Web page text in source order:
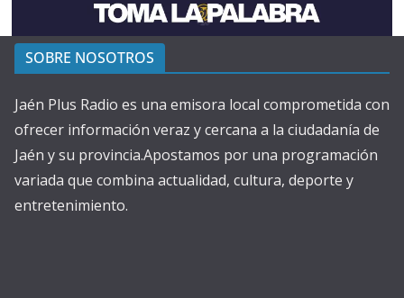
SOBRE NOSOTROS
Jaén Plus Radio es una emisora local comprometida con
ofrecer información veraz y cercana a la ciudadanía de
Jaén y su provincia.Apostamos por una programación
variada que combina actualidad, cultura, deporte y
entretenimiento.